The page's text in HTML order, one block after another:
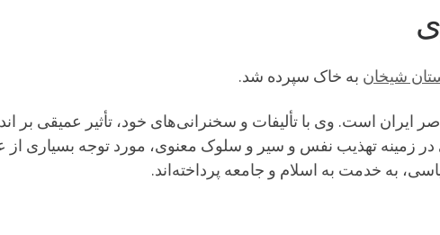
شیخان به خاک سپرده شد.
ایران است. وی با تألیفات و سخنرانی‌های خود، تأثیر عمیقی بر
زمینه تهذیب نفس و سیر و سلوک معنوی، مورد توجه بسیاری از
به خدمت به اسلام و جامعه پرداخته‌اند.